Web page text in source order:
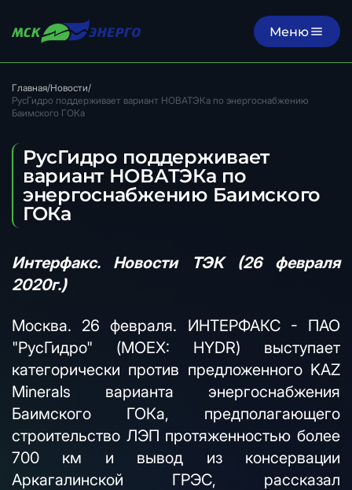
Меню
Главная/Новости/
РусГидро поддерживает вариант НОВАТЭКа по энергоснабжению
Баимского ГОКа
РусГидро поддерживает
вариант НОВАТЭКа по
энергоснабжению Баимского
ГОКа
Интерфакс. Новости ТЭК (26 февраля
2020г.)
Москва. 26 февраля. ИНТЕРФАКС - ПАО
"РусГидро" (MOEX: HYDR) выступает
категорически против предложенного KAZ
Minerals варианта энергоснабжения
Баимского ГОКа, предполагающего
строительство ЛЭП протяженностью более
700 км и вывод из консервации
Аркагалинской ГРЭС, рассказал